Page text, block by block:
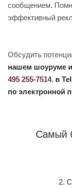
сообщением.
эффективный
Обсудить
нашем шоуруме
495 255-7514, в
по электронной
Самый
2.